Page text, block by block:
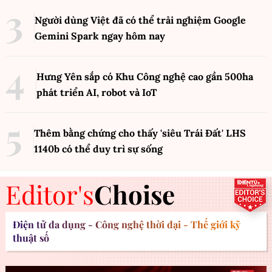
Người dùng Việt đã có thể trải nghiệm Google
Gemini Spark ngay hôm nay
Hưng Yên sắp có Khu Công nghệ cao gần 500ha
phát triển AI, robot và IoT
Thêm bằng chứng cho thấy 'siêu Trái Đất' LHS
1140b có thể duy trì sự sống
Editor'sChoise
Điện tử đa dụng - Công nghệ thời đại - Thế giới kỹ
thuật số